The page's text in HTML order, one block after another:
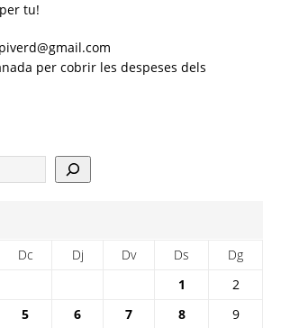
tu!
per cobrir les despeses dels
Dc Dj Dv Ds
Dg
1
2
5 6 7 8
9